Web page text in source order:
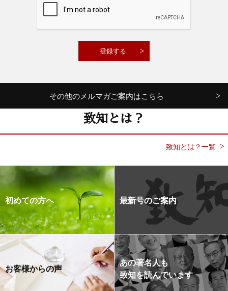
その他のメルマガご案内はこちら
致知とは？
致知とは？一覧
初めての方へ 最新号のご案内
お客様からの声
あの著名人も
致知を読んでいます